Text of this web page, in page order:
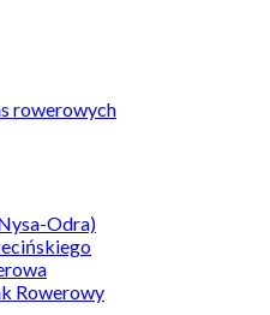
rowerowych
Odra)
Rowerowy